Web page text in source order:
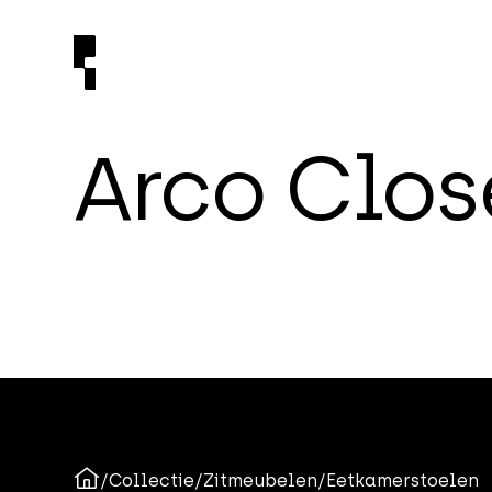
Arco Clos
/Collectie/Zitmeubelen/Eetkamerstoelen